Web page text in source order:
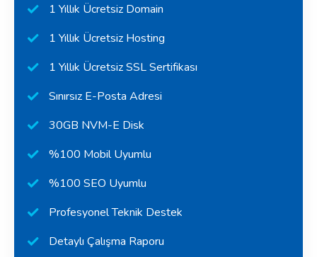
1 Yıllık Ücretsiz Domain
1 Yıllık Ücretsiz Hosting
1 Yıllık Ücretsiz SSL Sertifikası
Sınırsız E-Posta Adresi
30GB NVM-E Disk
%100 Mobil Uyumlu
%100 SEO Uyumlu
Profesyonel Teknik Destek
Detaylı Çalışma Raporu